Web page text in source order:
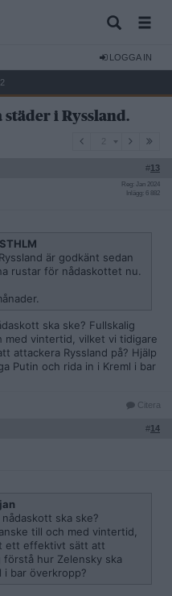
LOGGA IN
i Ryssland.
#13
Reg: Jan 2024
Inlägg: 6 882
är godkänt sedan
rustar för nådaskottet nu.
ska ske? Fullskalig
med vintertid, vilket vi tidigare
attackera Ryssland på? Hjälp
Putin och rida in i Kreml i bar
Citera
#14
ska ske?
till och med vintertid,
ett effektivt sätt att
förstå hur Zelensky ska
i bar överkropp?